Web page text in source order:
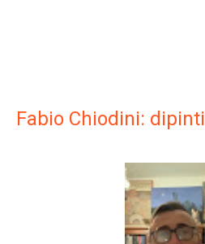
Fabio Chiodini: dipinti